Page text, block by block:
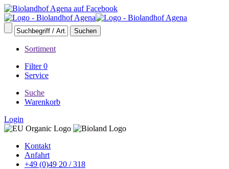
Sortiment
Filter 0
Service
Suche
Warenkorb
Login
Kontakt
Anfahrt
+49 (0)49 20 / 318